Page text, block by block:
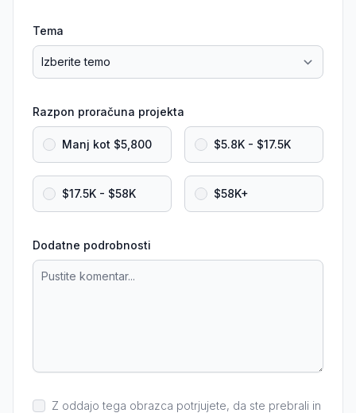
Tema
Razpon proračuna projekta
Manj kot $5,800 $5.8K - $17.5K
$17.5K - $58K $58K+
Dodatne podrobnosti
Z oddajo tega obrazca potrjujete, da ste prebrali in